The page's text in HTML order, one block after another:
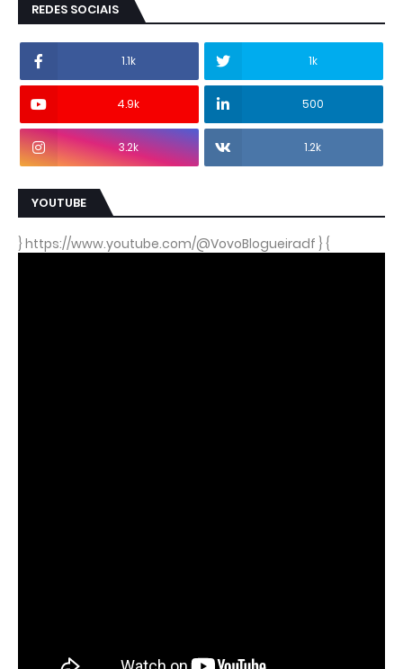
REDES SOCIAIS
1.1k 1k
4.9k 500
3.2k 1.2k
YOUTUBE
} https://www.youtube.com/@VovoBlogueiradf } {